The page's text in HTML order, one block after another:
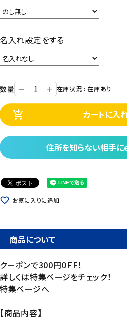
名入れ設定をする
数量 ー + 在庫状況 : 在庫あり
add_shopping_cart カートに入
住所を知らない相手に
favorite_border お気に入りに追加
商品について
クーポンで300円OFF！
詳しくは特集ページをチェック！
特集ページへ
【商品内容】